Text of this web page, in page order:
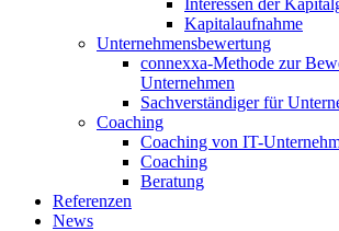
Interessen der
Kapitalaufnahme
Unternehmensbewertung
connexxa-Methode zur
Unternehmen
Sachverständiger für
Coaching
Coaching von IT-
Coaching
Beratung
Referenzen
News